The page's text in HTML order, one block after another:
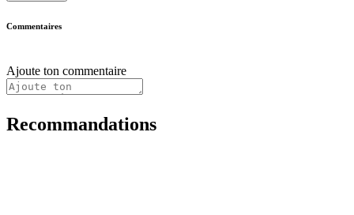
Commentaires
Ajoute ton commentaire
Recommandations